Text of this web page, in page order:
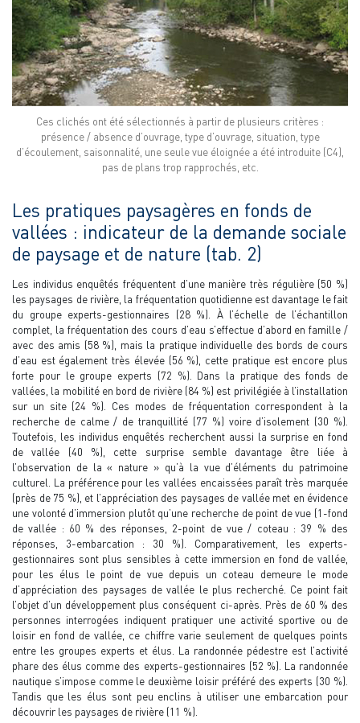
Ces clichés ont été sélectionnés à partir de plusieurs critères :
présence / absence d’ouvrage, type d’ouvrage, situation, type
d’écoulement, saisonnalité, une seule vue éloignée a été introduite (C4),
pas de plans trop rapprochés, etc.
Les pratiques paysagères en fonds de
vallées : indicateur de la demande sociale
de paysage et de nature (tab. 2)
Les individus enquêtés fréquentent d’une manière très régulière (50 %)
les paysages de rivière, la fréquentation quotidienne est davantage le fait
du groupe experts-gestionnaires (28 %). À l’échelle de l’échantillon
complet, la fréquentation des cours d’eau s’effectue d’abord en famille /
avec des amis (58 %), mais la pratique individuelle des bords de cours
d’eau est également très élevée (56 %), cette pratique est encore plus
forte pour le groupe experts (72 %). Dans la pratique des fonds de
vallées, la mobilité en bord de rivière (84 %) est privilégiée à l’installation
sur un site (24 %). Ces modes de fréquentation correspondent à la
recherche de calme / de tranquillité (77 %) voire d’isolement (30 %).
Toutefois, les individus enquêtés recherchent aussi la surprise en fond
de vallée (40 %), cette surprise semble davantage être liée à
l’observation de la « nature » qu’à la vue d’éléments du patrimoine
culturel. La préférence pour les vallées encaissées paraît très marquée
(près de 75 %), et l’appréciation des paysages de vallée met en évidence
une volonté d’immersion plutôt qu’une recherche de point de vue (1-fond
de vallée : 60 % des réponses, 2-point de vue / coteau : 39 % des
réponses, 3-embarcation : 30 %). Comparativement, les experts-
gestionnaires sont plus sensibles à cette immersion en fond de vallée,
pour les élus le point de vue depuis un coteau demeure le mode
d’appréciation des paysages de vallée le plus recherché. Ce point fait
l’objet d’un développement plus conséquent ci-après. Près de 60 % des
personnes interrogées indiquent pratiquer une activité sportive ou de
loisir en fond de vallée, ce chiffre varie seulement de quelques points
entre les groupes experts et élus. La randonnée pédestre est l’activité
phare des élus comme des experts-gestionnaires (52 %). La randonnée
nautique s’impose comme le deuxième loisir préféré des experts (30 %).
Tandis que les élus sont peu enclins à utiliser une embarcation pour
découvrir les paysages de rivière (11 %).